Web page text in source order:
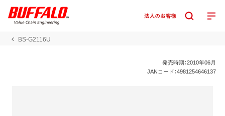
BS-G2116U
発売時期：2010年06月
JANコード：4981254646137